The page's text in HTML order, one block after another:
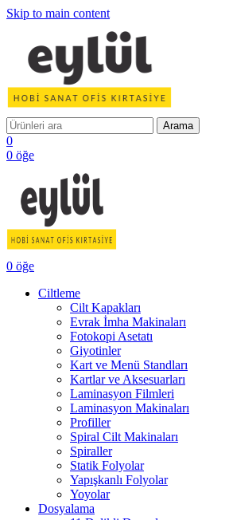
Skip to main content
Arama
0
0 öğe
0 öğe
Ciltleme
Cilt Kapakları
Evrak İmha Makinaları
Fotokopi Asetatı
Giyotinler
Kart ve Menü Standları
Kartlar ve Aksesuarları
Laminasyon Filmleri
Laminasyon Makinaları
Profiller
Spiral Cilt Makinaları
Spiraller
Statik Folyolar
Yapışkanlı Folyolar
Yoyolar
Dosyalama